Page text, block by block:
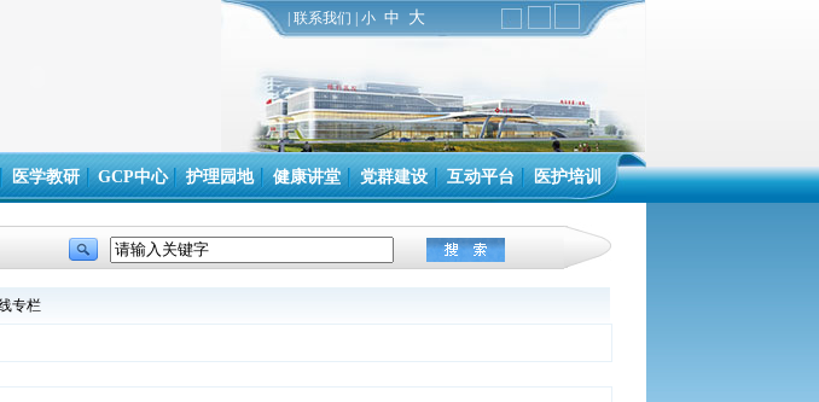
联系我们 小 中 大
医学教研 GCP中心 护理园地 健康讲堂 党群建设 互动平台 医护培训
专栏